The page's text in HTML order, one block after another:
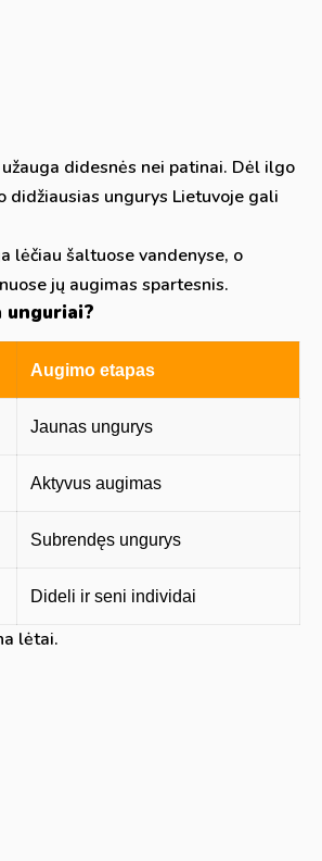
didesnės nei patinai. Dėl ilgo
didžiausias ungurys Lietuvoje gali
lėčiau šaltuose vandenyse, o
jų augimas spartesnis.
unguriai?
Augimo etapas
Jaunas ungurys
Aktyvus augimas
Subrendęs ungurys
Dideli ir seni individai
lėtai.